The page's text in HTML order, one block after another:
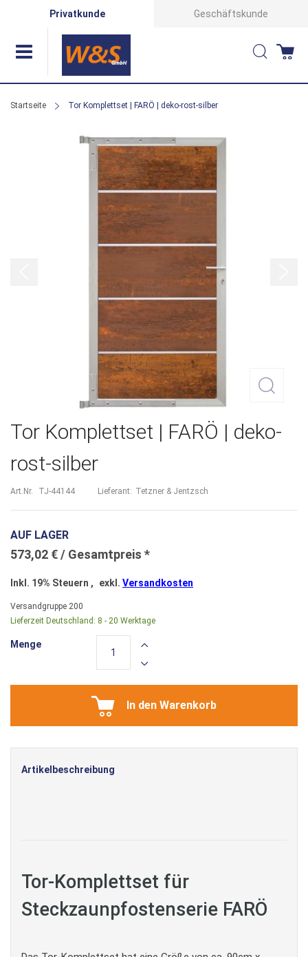
Privatkunde Geschäftskunde
Suche
Startseite Tor Komplettset | FARÖ | deko-rost-silber
Zum
der
Bildergalerie
springen
Tor Komplettset | FARÖ | deko-
rost-silber
Art.Nr. TJ-44144 Lieferant: Tetzner & Jentzsch
AUF LAGER
573,02 €
Inkl. 19% Steuern , exkl. Versandkosten
Versandgruppe 200
Lieferzeit Deutschland: 8 - 20 Werktage
Menge
In den Warenkorb
Artikelbeschreibung
Tor-Komplettset für
Steckzaunpfostenserie FARÖ